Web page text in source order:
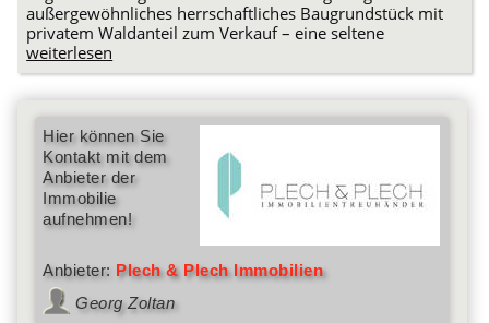
außergewöhnliches herrschaftliches Baugrundstück mit
privatem Waldanteil zum Verkauf – eine seltene
weiterlesen
Hier können Sie
Kontakt mit dem
Anbieter der
Immobilie
aufnehmen!
Anbieter: Plech & Plech Immobilien
Georg Zoltan